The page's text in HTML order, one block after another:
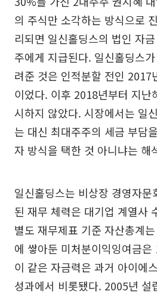
의 주식만 소각하는 방식으로
리되면 일신홀딩스의 법인 자
주에게 지급된다. 일신홀딩스
려준 것은 인적분할 전인 2017
이었다. 이후 2018년부터 지난
시하지 않았다. 시장에서는 일
는 대신 최대주주의 세금 부담
자 방식을 택한 것 아니냐는 해
일신홀딩스는 비상장 경영자문
된 재무 체력은 대기업 계열사
별도 재무제표 기준 자산총계
에 쌓아둔 미처분이익잉여금
이 같은 자금력은 과거 아이에
성과에서 비롯됐다. 2005년 설